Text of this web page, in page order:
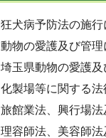
狂犬病予防法の施行
動物の愛護及び管
埼玉県動物の愛護
化製場等に関する
旅館業法、興行場
理容師法、美容師